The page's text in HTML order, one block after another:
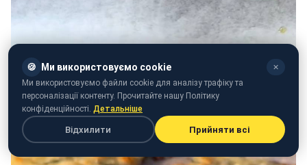
🍪 Ми використовуємо cookie ✕
Ми використовуємо файли cookie для аналізу трафіку та
персоналізації контенту. Прочитайте нашу Політику
конфіденційності. Детальніше
Відхилити Прийняти всі